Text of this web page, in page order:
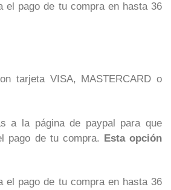
el pago de tu compra en hasta 36
tarjeta VISA, MASTERCARD o
a la página de paypal para que
pago de tu compra. Esta opción
el pago de tu compra en hasta 36